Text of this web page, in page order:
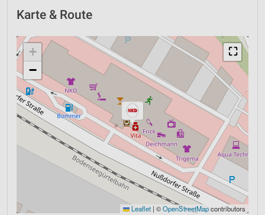
Karte & Route
⛶
+
−
Leaflet | ©OpenStreetMapcontributors